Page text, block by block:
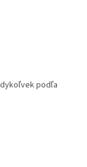
podľa